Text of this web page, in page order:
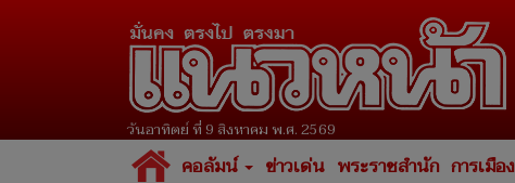
วันอาทิตย์ ที่ 9 สิงหาคม พ.ศ. 2569
คอลัมน์ ข่าวเด่น พระราชสำนัก การเมือง